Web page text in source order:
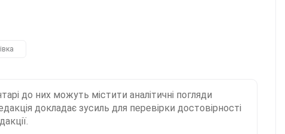
до них можуть містити аналітичні погляди
докладає зусиль для перевірки достовірності